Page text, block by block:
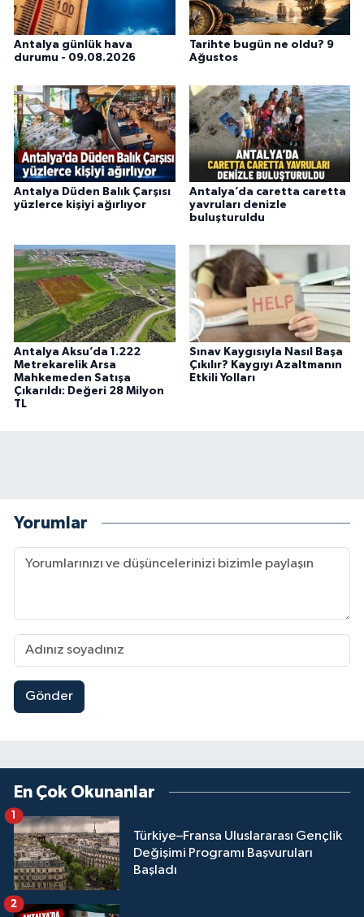
Antalya günlük hava
durumu - 09.08.2026
Tarihte bugün ne oldu? 9
Ağustos
Antalya Düden Balık Çarşısı
yüzlerce kişiyi ağırlıyor
Antalya’da caretta caretta
yavruları denizle
buluşturuldu
Antalya Aksu’da 1.222
Metrekarelik Arsa
Mahkemeden Satışa
Çıkarıldı: Değeri 28 Milyon
TL
Sınav Kaygısıyla Nasıl Başa
Çıkılır? Kaygıyı Azaltmanın
Etkili Yolları
Yorumlar
Gönder
En Çok Okunanlar
Türkiye–Fransa Uluslararası Gençlik
Değişimi Programı Başvuruları
Başladı
1
2